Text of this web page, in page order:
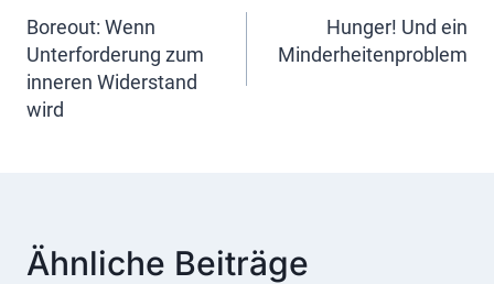
Boreout: Wenn
Unterforderung zum
inneren Widerstand
wird
Hunger! Und ein
Minderheitenproblem
Ähnliche Beiträge